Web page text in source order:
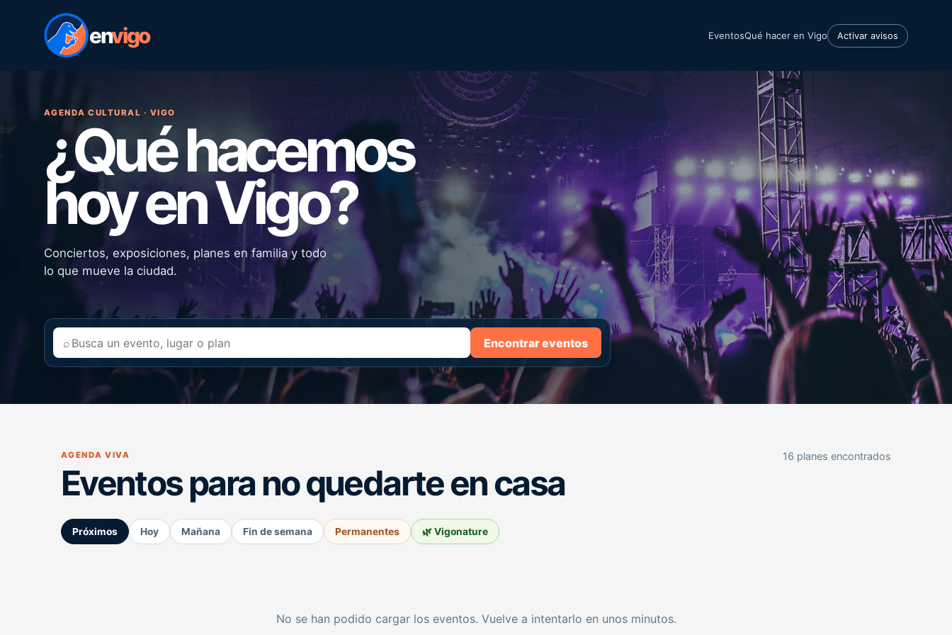
envigo EventosQué hacer en Vigo Activar avisos
AGENDA CULTURAL · VIGO
¿Qué hacemos
hoy en Vigo?
Conciertos, exposiciones, planes en familia y todo
lo que mueve la ciudad.
⌕ Encontrar eventos
AGENDA VIVA
Eventos para no quedarte en casa
16 planes encontrados
Próximos Hoy Mañana Fin de semana Permanentes 🌿 Vigonature
No se han podido cargar los eventos. Vuelve a intentarlo en unos minutos.